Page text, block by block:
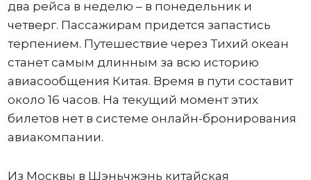
два рейса в неделю – в понедельник и
четверг. Пассажирам придется запастись
терпением. Путешествие через Тихий океан
станет самым длинным за всю историю
авиасообщения Китая. Время в пути составит
около 16 часов. На текущий момент этих
билетов нет в системе онлайн-бронирования
авиакомпании.
Из Москвы в Шэньчжэнь китайская